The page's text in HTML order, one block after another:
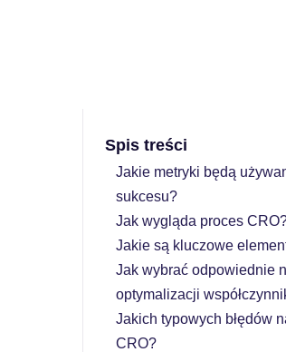
Spis treści
Jakie metryki będą
sukcesu?
Jak wygląda proces
Jakie są kluczowe
Jak wybrać odpowiednie
optymalizacji
Jakich typowych błędów
CRO?